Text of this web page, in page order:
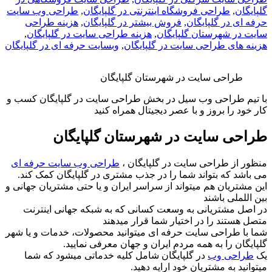
گلپایگان, طراحی فروشگاه اینترنتی در گلپایگان, طراحی وب سایت
حرفه ای در گلپایگان, فروش بیشتر در گلپایگان, هزینه طراحی
سایت در شهرستان گلپایگان, هزینه طراحی سایت در گلپایگان,
هزینه های طراحی سایت در گلپایگان, وبسایت حرفه ای در گلپایگان
طراحی سایت در شهرستان گلپایگان
با تیم طراحی وب سیل در بخش طراحی سایت در گلپایگان کسب و
کار خود را بروز و با عصر دیجیتال همراه کنید
طراحی سایت در شهرستان گلپایگان
منظور از طراحی سایت در گلپایگان ، طراحی وب سایت حرفه ای
می باشد که بتواند شما را در جذب مشتری در گلپایگان کمک کند.
این مشتریان هم میتواند از سراسر ایران و یا حتی مشتریان جهانی و
بین اللملی باشند
در اصل مشتریانی به وسعت کسانی که به شبکه جهانی اینترنت
متصل هستند را در اختیار شما قرار میدهند
شما با طراحی سایت حرفه ای میتوانید محصولات، خدمات و یا شهر
گلپایگان را به همه مردم ایران و جهان معرفی نمایید.
یک طراحی وب در گلپایگان شامل کلیه خدماتی میشود که شما
میتوانید به مشتریان خود ارایه دهید.